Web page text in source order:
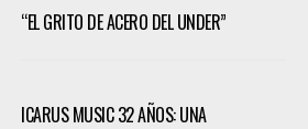
“EL GRITO DE ACERO DEL UNDER”
ICARUS MUSIC 32 AÑOS: UNA